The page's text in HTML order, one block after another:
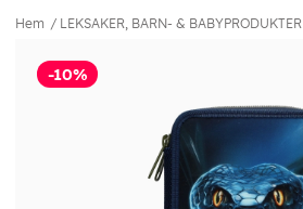
Hem LEKSAKER, BARN- & BABYPRODUKTER
-10%